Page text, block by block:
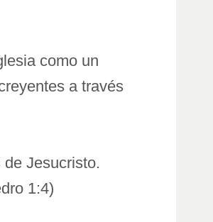
como un
a través
Jesucristo.
1:4)